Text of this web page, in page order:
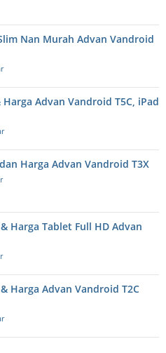
Nan Murah Advan Vandroid
Advan Vandroid T5C, iPad
Harga Advan Vandroid T3X
Harga Tablet Full HD Advan
Harga Advan Vandroid T2C